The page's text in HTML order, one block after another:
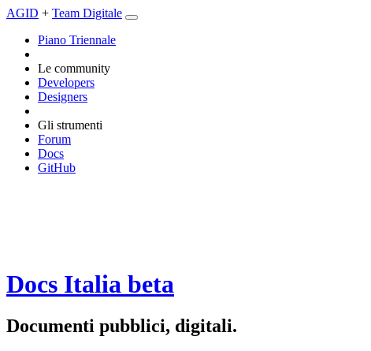
AGID + Team Digitale
Piano Triennale
Le community
Developers
Designers
Gli strumenti
Forum
Docs
GitHub
Docs Italia beta
Documenti pubblici, digitali.